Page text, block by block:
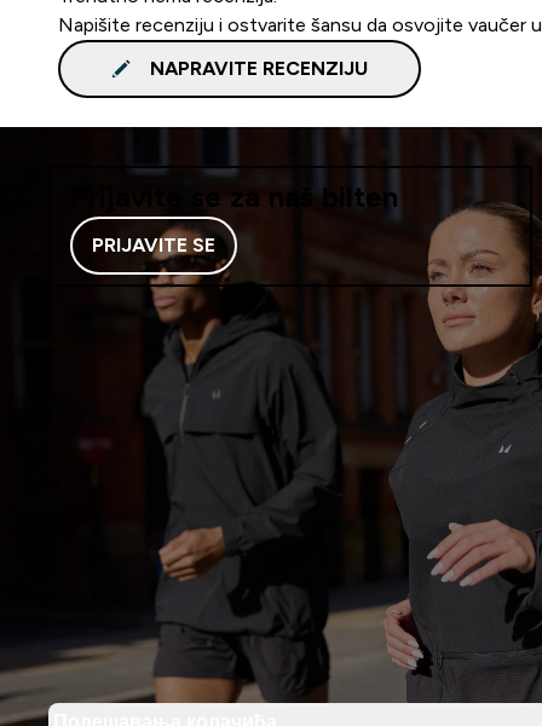
Napišite recenziju i ostvarite šansu da osvojite vaučer
NAPRAVITE RECENZIJU
Prijavite se za naš bilten
PRIJAVITE SE